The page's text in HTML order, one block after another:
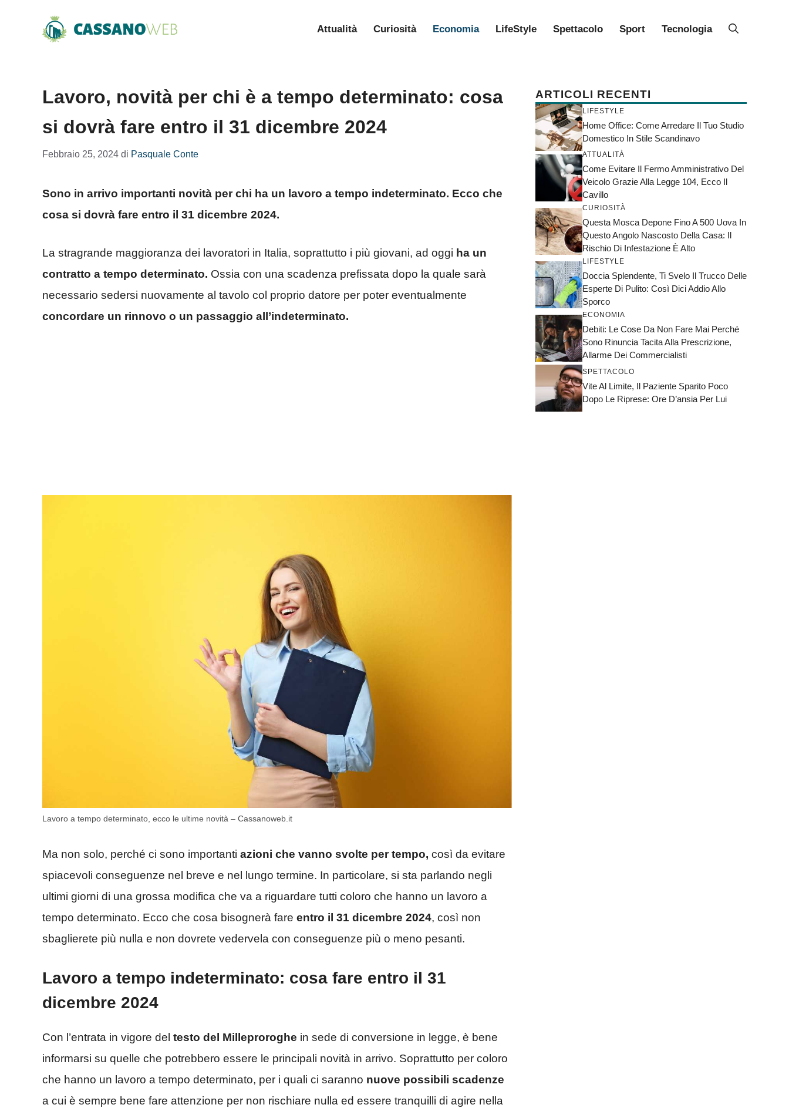
Attualità Curiosità Economia LifeStyle Spettacolo Sport Tecnologia
Lavoro, novità per chi è a tempo determinato: cosa
si dovrà fare entro il 31 dicembre 2024
Febbraio 25, 2024 di Pasquale Conte
Sono in arrivo importanti novità per chi ha un lavoro a tempo indeterminato. Ecco che
cosa si dovrà fare entro il 31 dicembre 2024.
La stragrande maggioranza dei lavoratori in Italia, soprattutto i più giovani, ad oggi ha un
contratto a tempo determinato. Ossia con una scadenza prefissata dopo la quale sarà
necessario sedersi nuovamente al tavolo col proprio datore per poter eventualmente
concordare un rinnovo o un passaggio all’indeterminato.
Lavoro a tempo determinato, ecco le ultime novità – Cassanoweb.it
Ma non solo, perché ci sono importanti azioni che vanno svolte per tempo, così da evitare
spiacevoli conseguenze nel breve e nel lungo termine. In particolare, si sta parlando negli
ultimi giorni di una grossa modifica che va a riguardare tutti coloro che hanno un lavoro a
tempo determinato. Ecco che cosa bisognerà fare entro il 31 dicembre 2024, così non
sbaglierete più nulla e non dovrete vedervela con conseguenze più o meno pesanti.
Lavoro a tempo indeterminato: cosa fare entro il 31
dicembre 2024
Con l’entrata in vigore del testo del Milleproroghe in sede di conversione in legge, è bene
informarsi su quelle che potrebbero essere le principali novità in arrivo. Soprattutto per coloro
che hanno un lavoro a tempo determinato, per i quali ci saranno nuove possibili scadenze
a cui è sempre bene fare attenzione per non rischiare nulla ed essere tranquilli di agire nella
ARTICOLI RECENTI
LIFESTYLE
Home Office: Come Arredare Il Tuo Studio
Domestico In Stile Scandinavo
ATTUALITÀ
Come Evitare Il Fermo Amministrativo Del
Veicolo Grazie Alla Legge 104, Ecco Il
Cavillo
CURIOSITÀ
Questa Mosca Depone Fino A 500 Uova In
Questo Angolo Nascosto Della Casa: Il
Rischio Di Infestazione È Alto
LIFESTYLE
Doccia Splendente, Ti Svelo Il Trucco Delle
Esperte Di Pulito: Così Dici Addio Allo
Sporco
ECONOMIA
Debiti: Le Cose Da Non Fare Mai Perché
Sono Rinuncia Tacita Alla Prescrizione,
Allarme Dei Commercialisti
SPETTACOLO
Vite Al Limite, Il Paziente Sparito Poco
Dopo Le Riprese: Ore D’ansia Per Lui